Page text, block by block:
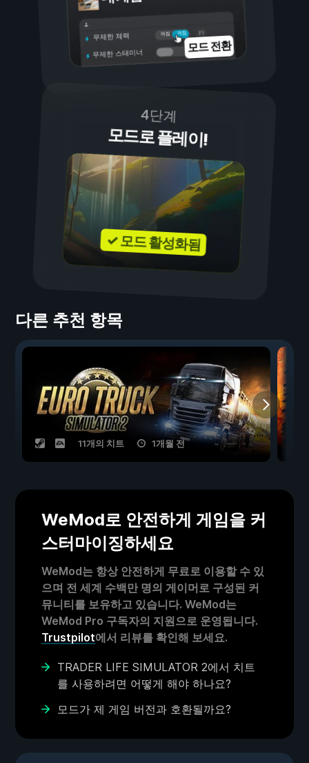
켜짐
꺼짐
무제한 체력
무제한 스태미너 모드 전환
4단계
모드로 플레이!
✓ 모드 활성화됨
다른 추천 항목
11개의 치트 1개월 전
WeMod로 안전하게 게임을 커
스터마이징하세요
WeMod는 항상 안전하게 무료로 이용할 수 있
으며 전 세계 수백만 명의 게이머로 구성된 커
뮤니티를 보유하고 있습니다. WeMod는
WeMod Pro 구독자의 지원으로 운영됩니다.
Trustpilot에서 리뷰를 확인해 보세요.
TRADER LIFE SIMULATOR 2에서 치트
를 사용하려면 어떻게 해야 하나요?
모드가 제 게임 버전과 호환될까요?